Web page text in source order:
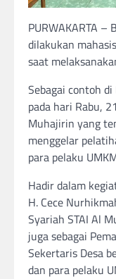
PURWAKARTA
dilakukan
saat
Sebagai contoh
pada hari Rabu,
Muhajirin yang
menggelar
para pelaku
Hadir dalam
H. Cece
Syariah STAI Al
juga sebagai
Sekertaris Desa
dan para pelaku